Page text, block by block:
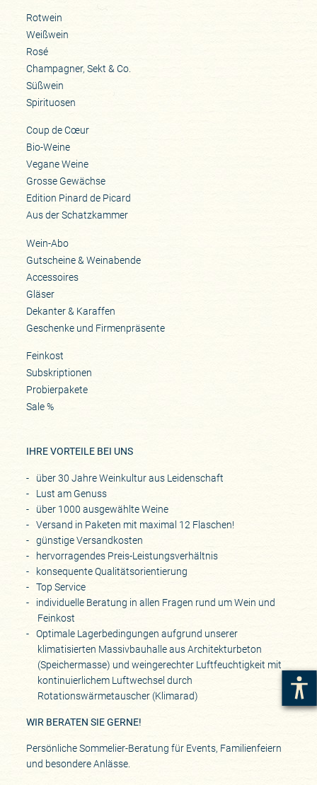
Rotwein
Weißwein
Rosé
Champagner, Sekt & Co.
Süßwein
Spirituosen
Coup de Cœur
Bio-Weine
Vegane Weine
Grosse Gewächse
Edition Pinard de Picard
Aus der Schatzkammer
Wein-Abo
Gutscheine & Weinabende
Accessoires
Gläser
Dekanter & Karaffen
Geschenke und Firmenpräsente
Feinkost
Subskriptionen
Probierpakete
Sale %
IHRE VORTEILE BEI UNS
über 30 Jahre Weinkultur aus Leidenschaft
Lust am Genuss
über 1000 ausgewählte Weine
Versand in Paketen mit maximal 12 Flaschen!
günstige Versandkosten
hervorragendes Preis-Leistungsverhältnis
konsequente Qualitätsorientierung
Top Service
individuelle Beratung in allen Fragen rund um Wein und
Feinkost
Optimale Lagerbedingungen aufgrund unserer
klimatisierten Massivbauhalle aus Architekturbeton
(Speichermasse) und weingerechter Luftfeuchtigkeit mit
kontinuierlichem Luftwechsel durch
Rotationswärmetauscher (Klimarad)
WIR BERATEN SIE GERNE!
Persönliche Sommelier-Beratung für Events, Familienfeiern
und besondere Anlässe.